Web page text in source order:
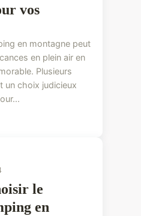
vos
en montagne peut
en plein air en
Plusieurs
un choix judicieux
le
en